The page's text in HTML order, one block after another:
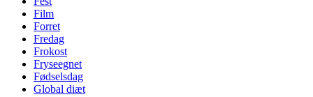
Film
Forret
Fredag
Frokost
Fryseegnet
Fødselsdag
Global diæt